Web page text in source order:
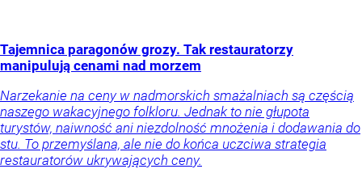
Tajemnica paragonów grozy. Tak restauratorzy
manipulują cenami nad morzem
Narzekanie na ceny w nadmorskich smażalniach są częścią
naszego wakacyjnego folkloru. Jednak to nie głupota
turystów, naiwność ani niezdolność mnożenia i dodawania do
stu. To przemyślana, ale nie do końca uczciwa strategia
restauratorów ukrywających ceny.